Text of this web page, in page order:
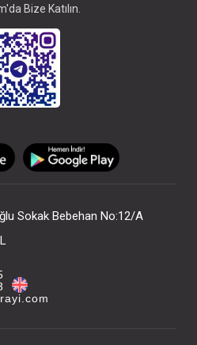
Bize Katılın.
Sokak Bebehan No:12/A